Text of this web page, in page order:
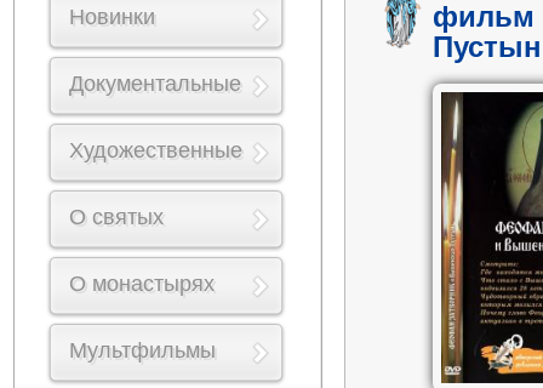
фильм
Новинки
Документальные
Художественные
О святых
О монастырях
Мультфильмы